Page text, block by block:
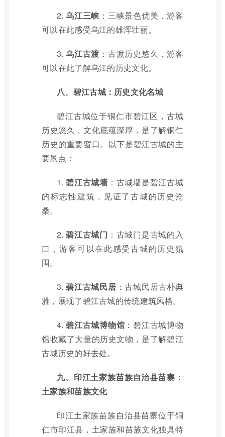
2.乌江三峡 ：三峡景色优美，游客
可以在此感受乌江的雄浑壮丽。
3.乌江古渡 ：古渡历史悠久，游客
可以在此了解乌江的历史文化。
八、碧江古城：历史文化名城
碧江古城位于铜仁市碧江区，古城
历史悠久，文化底蕴深厚，是了解铜仁
历史的重要窗口。以下是碧江古城的主
要景点：
1.碧江古城墙 ：古城墙是碧江古城
的标志性建筑，见证了古城的历史沧
桑。
2.碧江古城门 ：古城门是古城的入
口，游客可以在此感受古城的历史氛
围。
3.碧江古城民居 ：古城民居古朴典
雅，展现了碧江古城的传统建筑风格。
4.碧江古城博物馆 ：碧江古城博物
馆收藏了大量的历史文物，是了解碧江
古城历史的好去处。
九、印江土家族苗族自治县苗寨：
土家族和苗族文化
印江土家族苗族自治县苗寨位于铜
仁市印江县，土家族和苗族文化独具特